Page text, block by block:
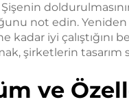
not edin.
kadar iyi
şirketlerin tasarım
ve